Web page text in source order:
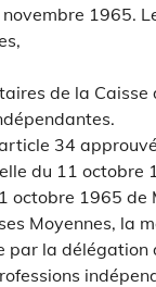
1965.
de la Caisse
34
du 11 octobre
octobre 1965 de
Moyennes, la
par la délégation